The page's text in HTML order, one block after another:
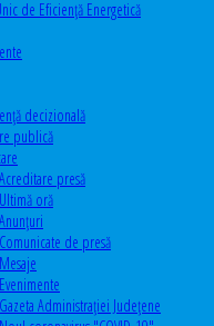
de Eficienţă Energetică
decizională
publică
Acreditare presă
Ultimă oră
Anunţuri
Comunicate de presă
Mesaje
Evenimente
Gazeta Administraţiei Judeţene